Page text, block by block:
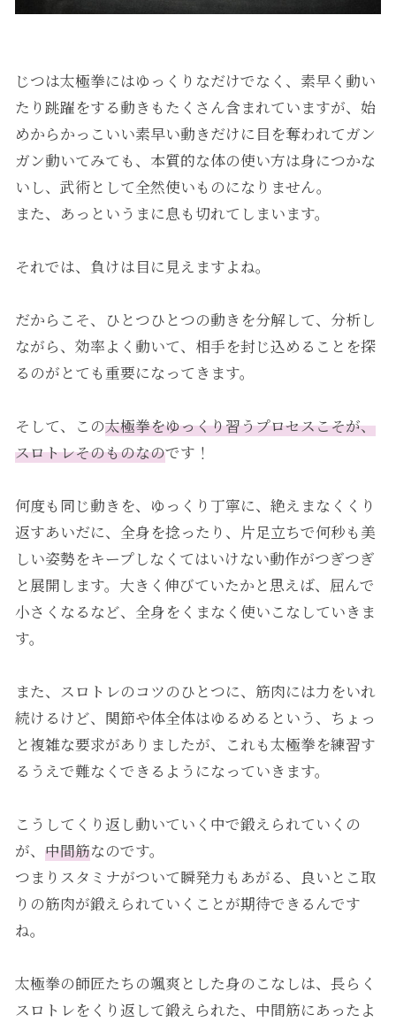
じつは太極拳にはゆっくりなだけでなく、素早く動い
たり跳躍をする動きもたくさん含まれていますが、始
めからかっこいい素早い動きだけに目を奪われてガン
ガン動いてみても、本質的な体の使い方は身につかな
いし、武術として全然使いものになりません。
また、あっというまに息も切れてしまいます。
それでは、負けは目に見えますよね。
だからこそ、ひとつひとつの動きを分解して、分析し
ながら、効率よく動いて、相手を封じ込めることを探
るのがとても重要になってきます。
そして、この太極拳をゆっくり習うプロセスこそが、
スロトレそのものなのです！
何度も同じ動きを、ゆっくり丁寧に、絶えまなくくり
返すあいだに、全身を捻ったり、片足立ちで何秒も美
しい姿勢をキープしなくてはいけない動作がつぎつぎ
と展開します。大きく伸びていたかと思えば、屈んで
小さくなるなど、全身をくまなく使いこなしていきま
す。
また、スロトレのコツのひとつに、筋肉には力をいれ
続けるけど、関節や体全体はゆるめるという、ちょっ
と複雑な要求がありましたが、これも太極拳を練習す
るうえで難なくできるようになっていきます。
こうしてくり返し動いていく中で鍛えられていくの
が、 中間筋なのです。
つまりスタミナがついて瞬発力もあがる、良いとこ取
りの筋肉が鍛えられていくことが期待できるんです
ね。
太極拳の師匠たちの颯爽とした身のこなしは、長らく
スロトレをくり返して鍛えられた、中間筋にあったよ